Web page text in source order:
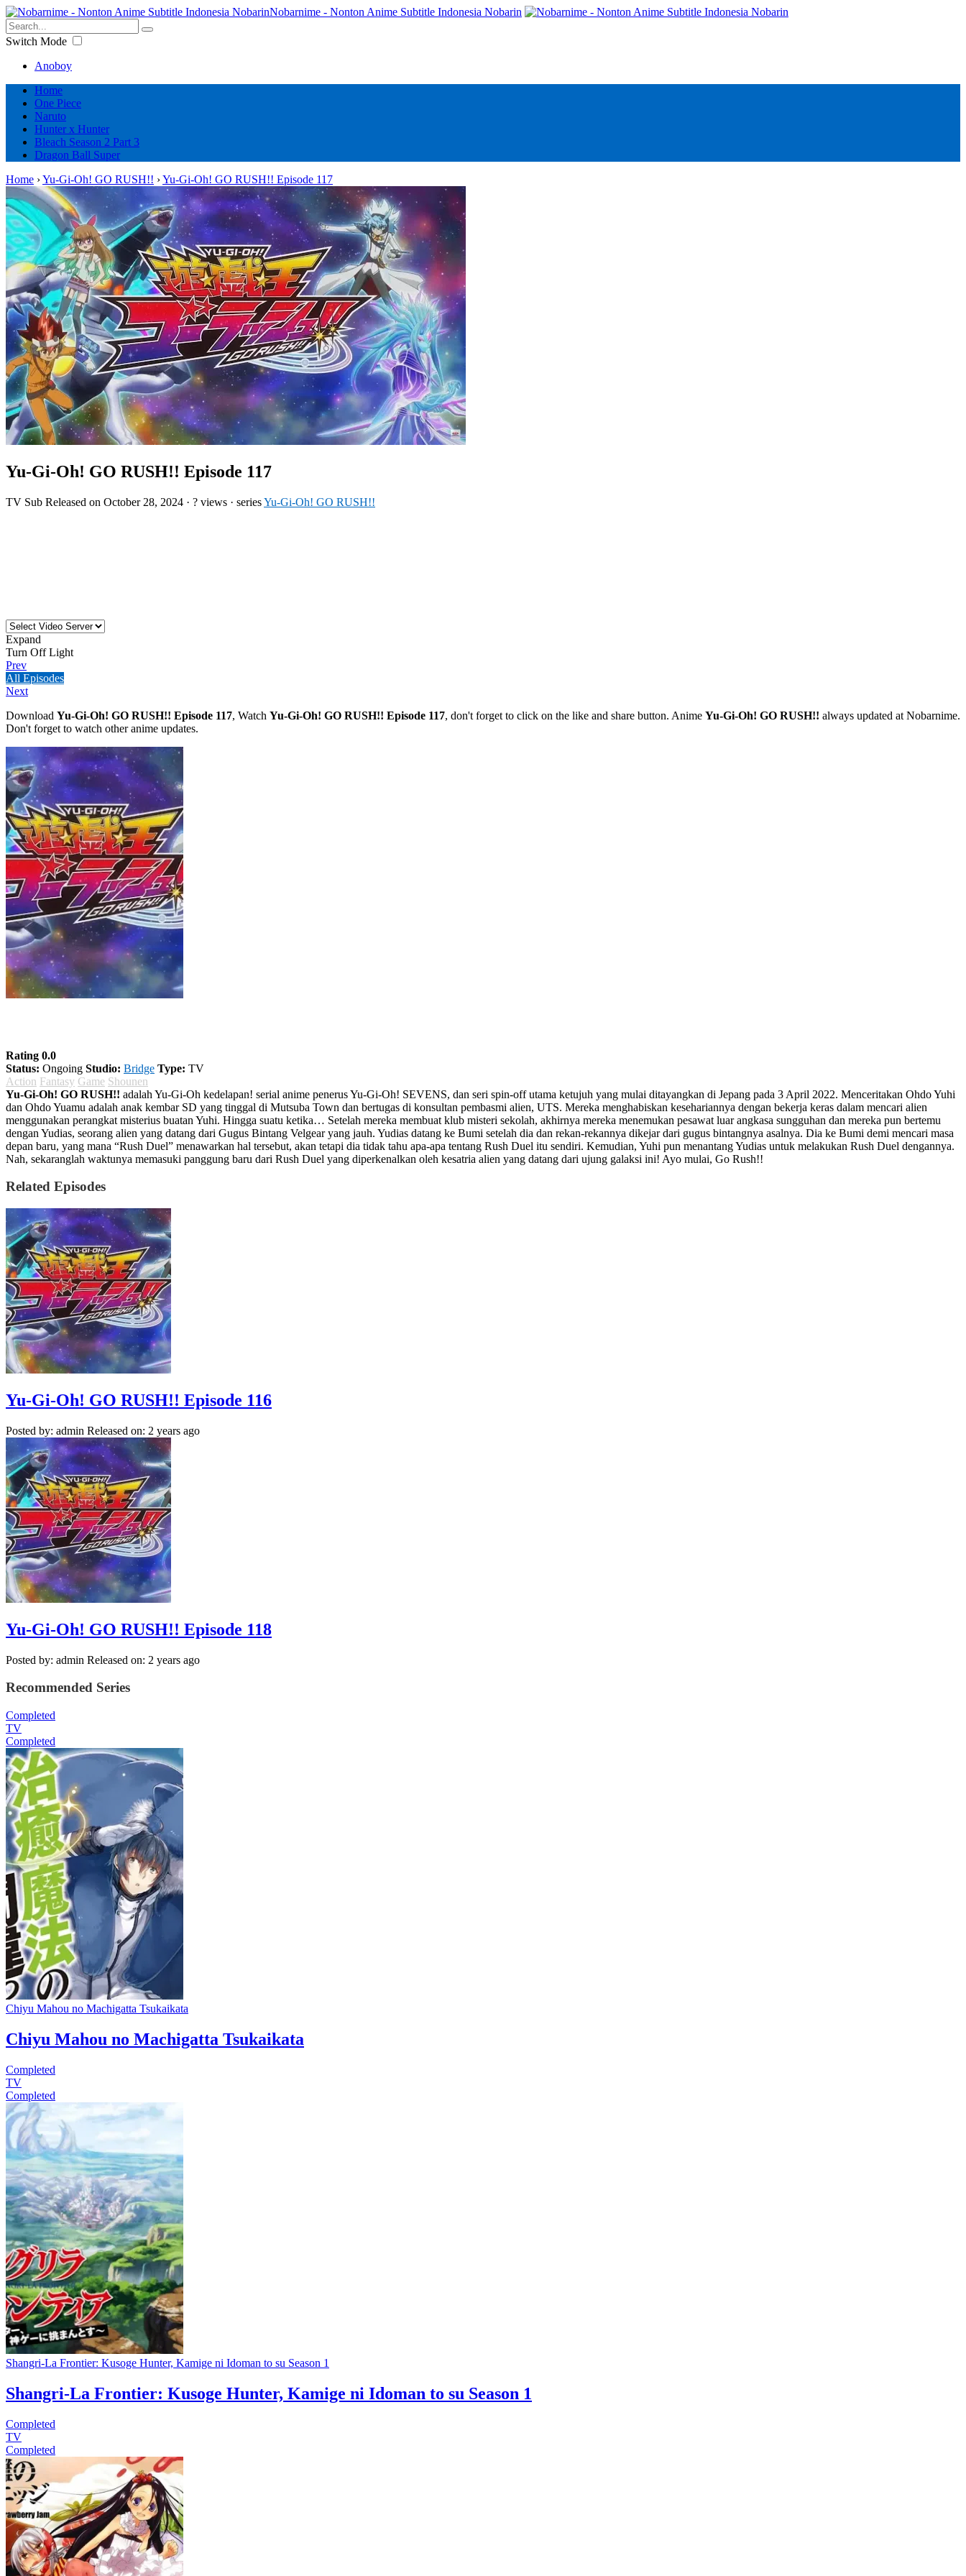
Nobarnime - Nonton Anime Subtitle Indonesia Nobarin
Switch Mode
Anoboy
Home
One Piece
Naruto
Hunter x Hunter
Bleach Season 2 Part 3
Dragon Ball Super
Home ›Yu-Gi-Oh! GO RUSH!! ›Yu-Gi-Oh! GO RUSH!! Episode 117
Yu-Gi-Oh! GO RUSH!! Episode 117
TV Sub Released on October 28, 2024 · ? views · seriesYu-Gi-Oh! GO RUSH!!
Expand
Turn Off Light
Prev
All Episodes
Next
Download Yu-Gi-Oh! GO RUSH!! Episode 117, Watch Yu-Gi-Oh! GO RUSH!! Episode 117, don't forget to click on the like and share button. Anime Yu-Gi-Oh! GO RUSH!! always updated at Nobarnime.
Don't forget to watch other anime updates.
Rating 0.0
Status: Ongoing Studio: Bridge Type: TV
Action Fantasy Game Shounen
Yu-Gi-Oh! GO RUSH!! adalah Yu-Gi-Oh kedelapan! serial anime penerus Yu-Gi-Oh! SEVENS, dan seri spin-off utama ketujuh yang mulai ditayangkan di Jepang pada 3 April 2022. Menceritakan Ohdo Yuhi
dan Ohdo Yuamu adalah anak kembar SD yang tinggal di Mutsuba Town dan bertugas di konsultan pembasmi alien, UTS. Mereka menghabiskan kesehariannya dengan bekerja keras dalam mencari alien
menggunakan perangkat misterius buatan Yuhi. Hingga suatu ketika… Setelah mereka membuat klub misteri sekolah, akhirnya mereka menemukan pesawat luar angkasa sungguhan dan mereka pun bertemu
dengan Yudias, seorang alien yang datang dari Gugus Bintang Velgear yang jauh. Yudias datang ke Bumi setelah dia dan rekan-rekannya dikejar dari gugus bintangnya asalnya. Dia ke Bumi demi mencari masa
depan baru, yang mana “Rush Duel” menawarkan hal tersebut, akan tetapi dia tidak tahu apa-apa tentang Rush Duel itu sendiri. Kemudian, Yuhi pun menantang Yudias untuk melakukan Rush Duel dengannya.
Nah, sekaranglah waktunya memasuki panggung baru dari Rush Duel yang diperkenalkan oleh kesatria alien yang datang dari ujung galaksi ini! Ayo mulai, Go Rush!!
Related Episodes
Yu-Gi-Oh! GO RUSH!! Episode 116
Posted by: admin Released on: 2 years ago
Yu-Gi-Oh! GO RUSH!! Episode 118
Posted by: admin Released on: 2 years ago
Recommended Series
Completed
TV
Completed
Chiyu Mahou no Machigatta Tsukaikata
Chiyu Mahou no Machigatta Tsukaikata
Completed
TV
Completed
Shangri-La Frontier: Kusoge Hunter, Kamige ni Idoman to su Season 1
Shangri-La Frontier: Kusoge Hunter, Kamige ni Idoman to su Season 1
Completed
TV
Completed